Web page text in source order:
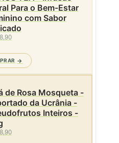
Para o Bem-Estar
com Sabor
de Rosa Mosqueta -
da Ucrânia -
Inteiros -